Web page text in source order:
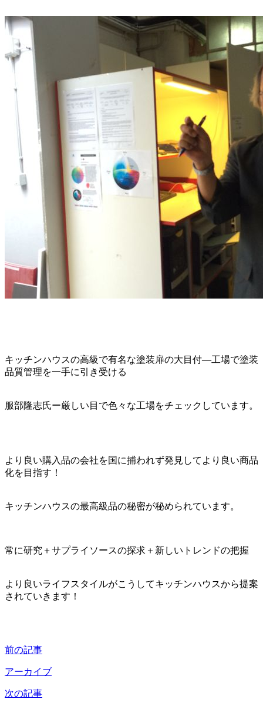
キッチンハウスの高級で有名な塗装扉の大目付―工場で塗装
品質管理を一手に引き受ける
服部隆志氏ー厳しい目で色々な工場をチェックしています。
より良い購入品の会社を国に捕われず発見してより良い商品
化を目指す！
キッチンハウスの最高級品の秘密が秘められています。
常に研究＋サプライソースの探求＋新しいトレンドの把握
より良いライフスタイルがこうしてキッチンハウスから提案
されていきます！
前の記事
アーカイブ
次の記事